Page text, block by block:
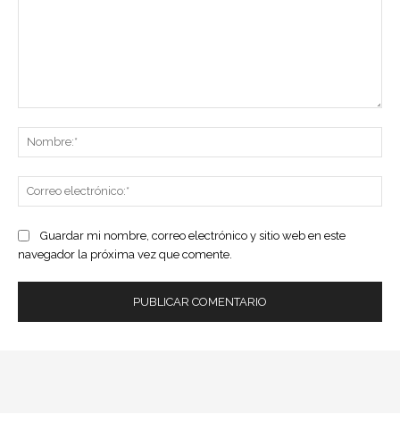
Guardar mi nombre, correo electrónico y sitio web en este
navegador la próxima vez que comente.